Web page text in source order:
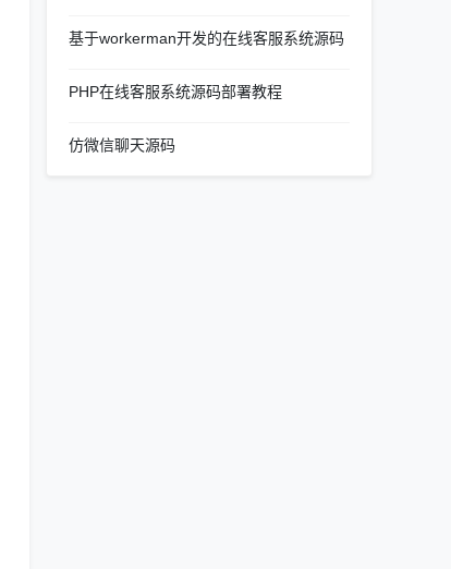
基于workerman开发的在线客服系统源码
PHP在线客服系统源码部署教程
仿微信聊天源码